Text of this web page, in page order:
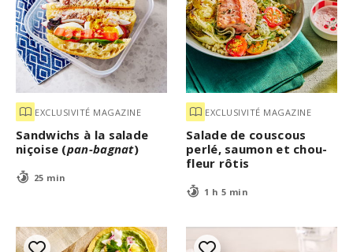
EXCLUSIVITÉ MAGAZINE
Sandwichs à la salade
niçoise (pan-bagnat)
25 min
EXCLUSIVITÉ MAGAZINE
Salade de couscous
perlé, saumon et chou-
fleur rôtis
1 h 5 min